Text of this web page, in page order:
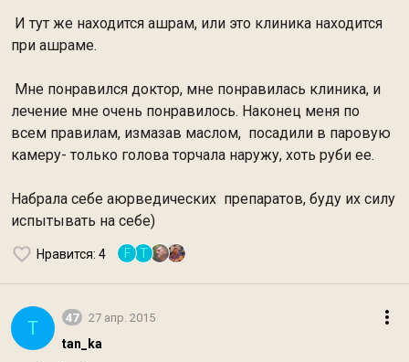
И тут же находится ашрам, или это клиника находится
при ашраме.
Мне понравился доктор, мне понравилась клиника, и
лечение мне очень понравилось. Наконец меня по
всем правилам, измазав маслом, посадили в паровую
камеру- только голова торчала наружу, хоть руби ее.
Набрала себе аюрведических препаратов, буду их силу
испытывать на себе)
Нравится: 4 F Т
T 47 27 апр. 2015
tan_ka